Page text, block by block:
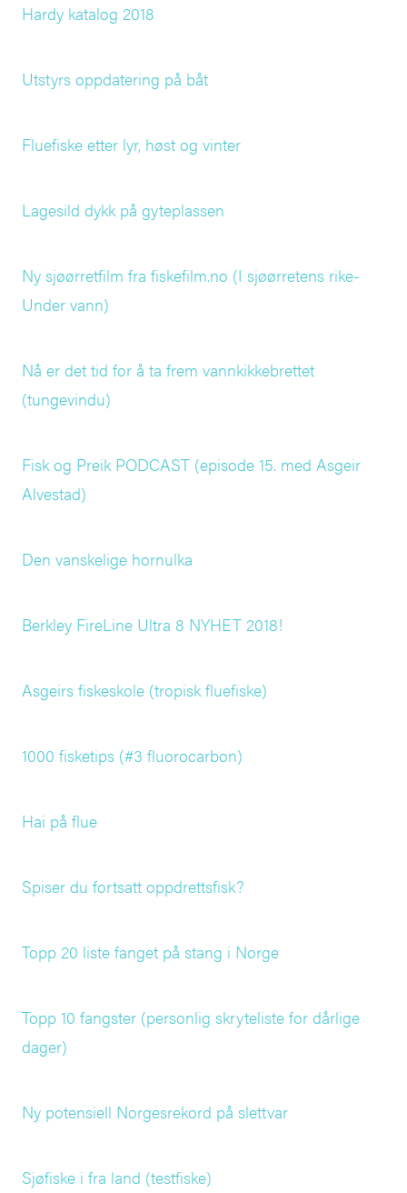
Hardy katalog 2018
Utstyrs oppdatering på båt
Fluefiske etter lyr, høst og vinter
Lagesild dykk på gyteplassen
Ny sjøørretfilm fra fiskefilm.no (I sjøørretens rike-
Under vann)
Nå er det tid for å ta frem vannkikkebrettet
(tungevindu)
Fisk og Preik PODCAST (episode 15. med Asgeir
Alvestad)
Den vanskelige hornulka
Berkley FireLine Ultra 8 NYHET 2018!
Asgeirs fiskeskole (tropisk fluefiske)
1000 fisketips (#3 fluorocarbon)
Hai på flue
Spiser du fortsatt oppdrettsfisk?
Topp 20 liste fanget på stang i Norge
Topp 10 fangster (personlig skryteliste for dårlige
dager)
Ny potensiell Norgesrekord på slettvar
Sjøfiske i fra land (testfiske)